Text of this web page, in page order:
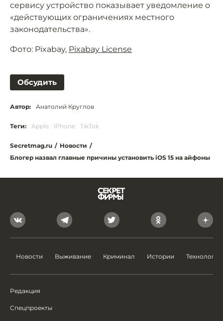
сервису устройство показывает уведомление о
«действующих ограничениях местного
законодательства».
Фото: Pixabay, Pixabay License
Обсудить
Автор: Анатолий Круглов
Теги: Apple iPhone TikTok
Secretmag.ru / Новости /
Блогер назвал главные причины установить iOS 15 на айфоны
Новости Выживание Криминал Истории Технологии
Редакция
Спецпроекты